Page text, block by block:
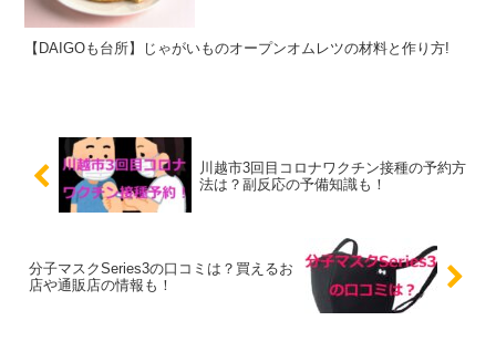
【DAIGOも台所】じゃがいものオープンオムレツの材料と作り方!
川越市3回目コロナワクチン接種の予約方
法は？副反応の予備知識も！
分子マスクSeries3の口コミは？買えるお
店や通販店の情報も！